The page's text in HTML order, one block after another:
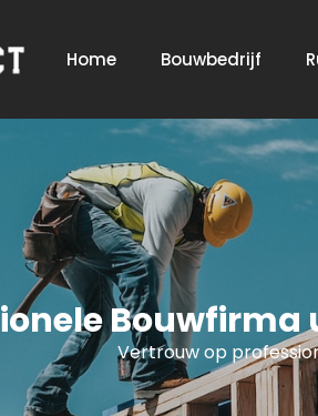
Home Bouwbedrijf
Bouwfirma
Vertrouw op